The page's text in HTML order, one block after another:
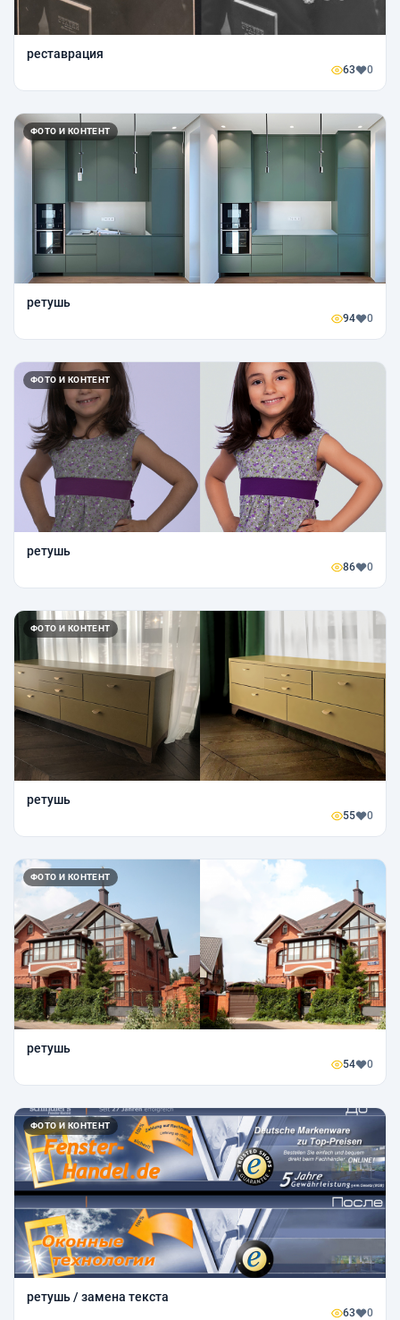
реставрация
63 0
ФОТО И КОНТЕНТ
ретушь
94 0
ФОТО И КОНТЕНТ
ретушь
86 0
ФОТО И КОНТЕНТ
ретушь
55 0
ФОТО И КОНТЕНТ
ретушь
54 0
ФОТО И КОНТЕНТ
ретушь / замена текста
63 0